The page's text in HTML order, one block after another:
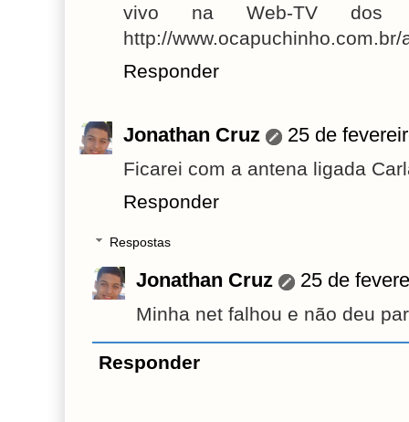
vivo na Web-TV dos
http://www.ocapuchinho.com.br/
Responder
Jonathan Cruz 25 de
Ficarei com a antena ligada
Responder
Respostas
Jonathan Cruz 25 de
Minha net falhou e não deu
Responder